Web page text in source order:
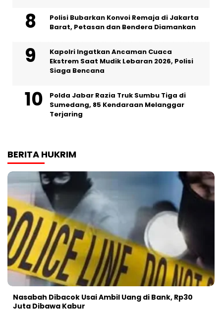
Polisi Bubarkan Konvoi Remaja di Jakarta
Barat, Petasan dan Bendera Diamankan
Kapolri Ingatkan Ancaman Cuaca
Ekstrem Saat Mudik Lebaran 2026, Polisi
Siaga Bencana
Polda Jabar Razia Truk Sumbu Tiga di
Sumedang, 85 Kendaraan Melanggar
Terjaring
BERITA HUKRIM
Nasabah Dibacok Usai Ambil Uang di Bank, Rp30
Juta Dibawa Kabur